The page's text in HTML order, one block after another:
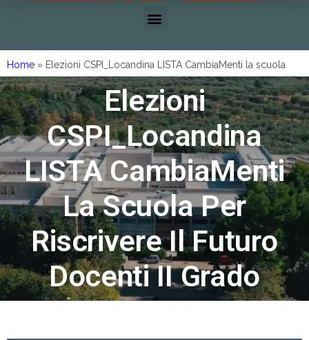
Home » Elezioni CSPI_Locandina LISTA CambiaMenti la scuola
per riscrivere il futuro Docenti II Grado
Elezioni
CSPI_Locandina
LISTA CambiaMenti
La Scuola Per
Riscrivere Il Futuro
Docenti II Grado